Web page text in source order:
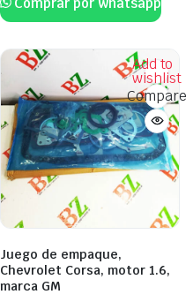
Add to
wishlist
Compare
Juego de empaque,
Chevrolet Corsa, motor 1.6,
marca GM